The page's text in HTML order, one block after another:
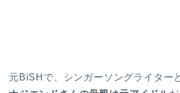
元BiSHで、シンガーソングライター